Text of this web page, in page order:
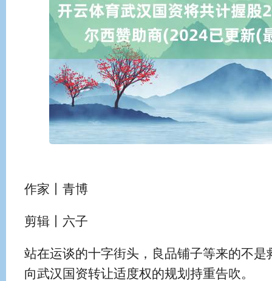
作家丨青博
剪辑丨六子
站在运谈的十字街头，良品铺子等来的不
向武汉国资转让适度权的规划持重告吹。